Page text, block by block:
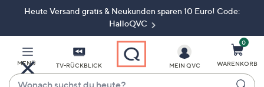
ZumHeute Versand gratis & Neukunden sparen 10 Euro! Code:
HalloQVC
MENÜ TV-RÜCKBLICK
Wonach
MEIN QVC
0
WARENKORB